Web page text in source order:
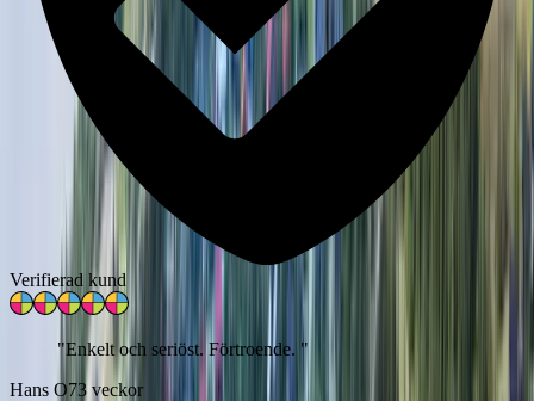
Verifierad kund
"Enkelt och seriöst. Förtroende. "
Hans O73 veckor